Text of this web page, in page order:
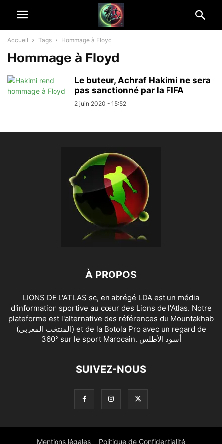
Accueil Tags Hommage à Floyd
Hommage à Floyd
Le buteur, Achraf Hakimi ne sera
pas sanctionné par la FIFA
2 juin 2020 - 15:52
À PROPOS
LIONS DE L'ATLAS sc, en abrégé LDA est un média
d'information sportive au cœur des Lions de l'Atlas. Notre
plateforme est l'alternative des références du Mountakhab
(المنتخب المغربي) et de la Botola Pro avec un regard de
360° sur le sport Marocain. أسود الأطلس
SUIVEZ-NOUS
Mentions légales Politique de Confidentialité